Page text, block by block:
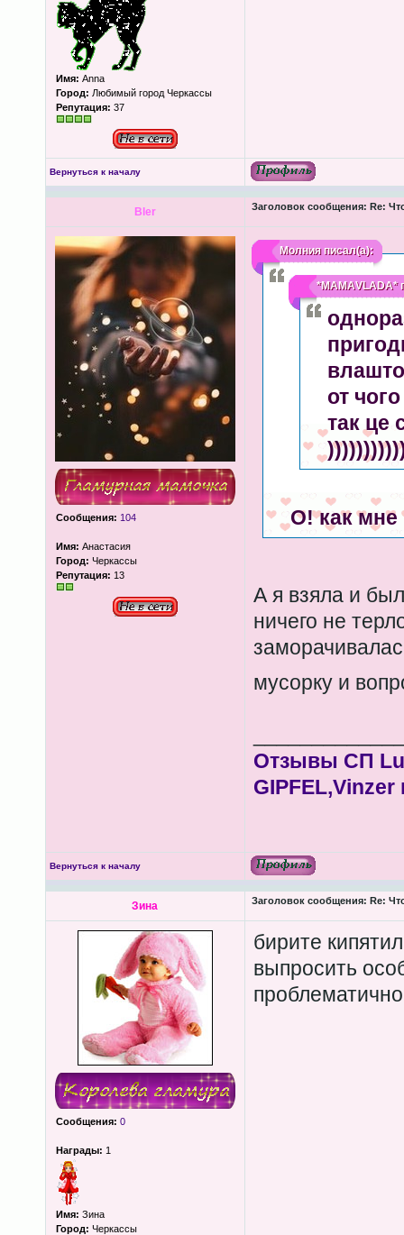
Имя: Anna
Город: Любимый город Черкассы
Репутация: 37
Вернуться к началу
Bler Заголовок сообщения: Re:
Сообщения: 104
Имя: Анастасия
Город: Черкассы
Репутация: 13
Молнияписал(а):
*МАМАVLADA*
от
так це
О! как мне
А я взяла и
ничего не
мусорку и
Отзывы СП
GIPFEL,Vinzer
Вернуться к началу
Зина Заголовок сообщения: Re:
Сообщения: 0
Награды: 1
Имя: Зина
Город: Черкассы
бирите
выпросить